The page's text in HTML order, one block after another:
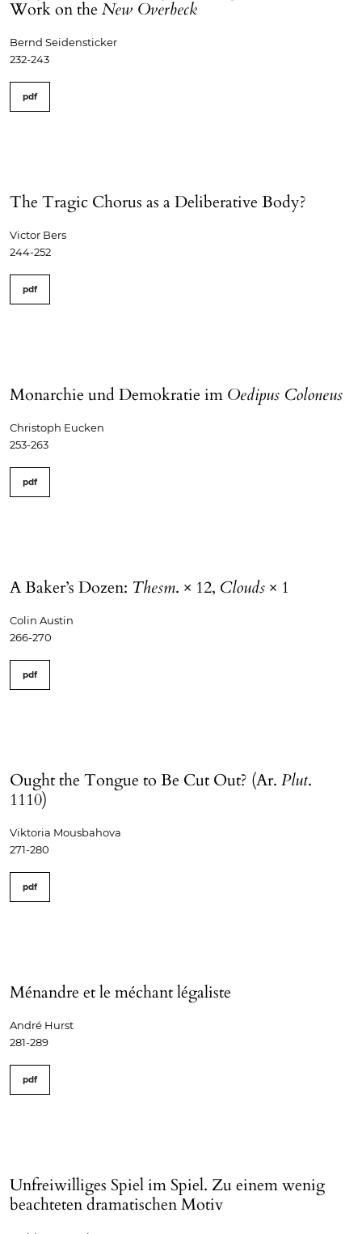
Work on the New Overbeck
Bernd Seidensticker
232-243
pdf
The Tragic Chorus as a Deliberative Body?
Victor Bers
244-252
pdf
Monarchie und Demokratie im Oedipus Coloneus
Christoph Eucken
253-263
pdf
A Baker’s Dozen: Thesm. × 12, Clouds × 1
Colin Austin
266-270
pdf
Ought the Tongue to Be Cut Out? (Ar. Plut.
1110)
Viktoria Mousbahova
271-280
pdf
Ménandre et le méchant légaliste
André Hurst
281-289
pdf
Unfreiwilliges Spiel im Spiel. Zu einem wenig
beachteten dramatischen Motiv